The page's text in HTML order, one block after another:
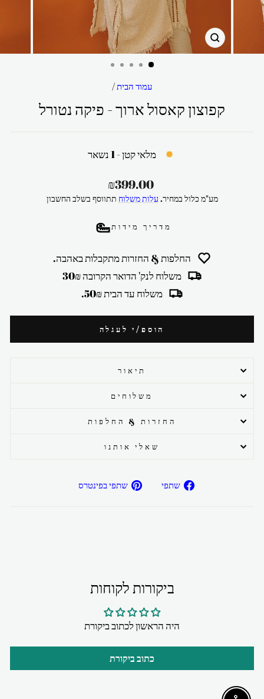
סגור
עמוד הבית/
קפוצון קאסול ארוך - פיקה נטורל
מלאי קטן - 1 נשאר
מחיר
רגיל
₪399.00
מע"מ כלול במחיר. עלות משלוח תתווסף בשלב החשבון
מדריך מידות
החלפות & החזרות מתקבלות באהבה.
משלוח לנק' הדואר הקרובה 30₪
משלוח עד הבית 50₪.
הוספ/י לעגלה
תיאור
משלוחים
החזרות & החלפות
שאלי אותנו
שתפי
שתפ/י שתפי בפינטרס
ביקורות לקוחות
היה הראשון לכתוב ביקורת
כתוב ביקורת